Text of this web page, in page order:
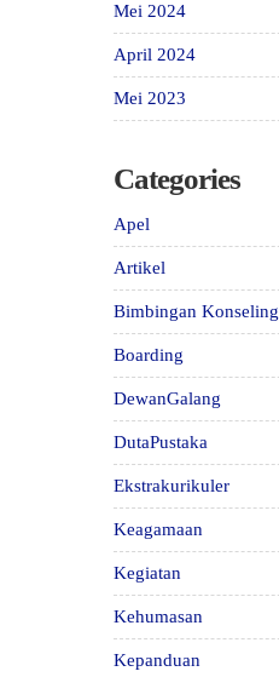
Mei 2024
April 2024
Mei 2023
Categories
Apel
Artikel
Bimbingan Konseling
Boarding
DewanGalang
DutaPustaka
Ekstrakurikuler
Keagamaan
Kegiatan
Kehumasan
Kepanduan